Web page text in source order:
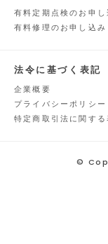
有料定期点検のお申し
有料修理のお申し込み
法令に基づく表記
企業概要
プライバシーポリシー
特定商取引法に関する
©